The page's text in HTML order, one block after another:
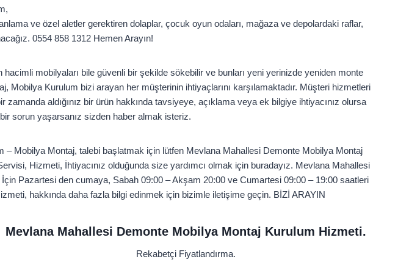
ve özel aletler gerektiren dolaplar, çocuk oyun odaları, mağaza ve depolardaki raflar,
0554 858 1312 Hemen Arayın!
hacimli mobilyaları bile güvenli bir şekilde sökebilir ve bunları yeni yerinizde yeniden monte
Kurulum bizi arayan her müşterinin ihtiyaçlarını karşılamaktadır. Müşteri hizmetleri
aldığınız bir ürün hakkında tavsiyeye, açıklama veya ek bilgiye ihtiyacınız olursa
sorun yaşarsanız sizden haber almak isteriz.
– Mobilya Montaj, talebi başlatmak için lütfen Mevlana Mahallesi Demonte Mobilya Montaj
Hizmeti, İhtiyacınız olduğunda size yardımcı olmak için buradayız. Mevlana Mahallesi
Pazartesi den cumaya, Sabah 09:00 – Akşam 20:00 ve Cumartesi 09:00 – 19:00 saatleri
hakkında daha fazla bilgi edinmek için bizimle iletişime geçin. BİZİ ARAYIN
Mevlana Mahallesi Demonte Mobilya Montaj Kurulum Hizmeti.
Rekabetçi Fiyatlandırma.